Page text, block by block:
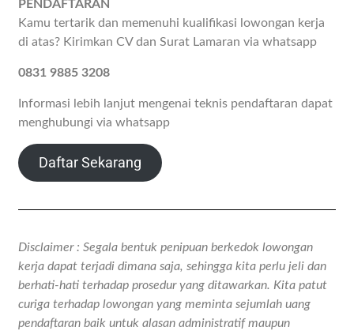
PENDAFTARAN
Kamu tertarik dan memenuhi kualifikasi lowongan kerja
di atas? Kirimkan CV dan Surat Lamaran via whatsapp
0831 9885 3208
Informasi lebih lanjut mengenai teknis pendaftaran dapat
menghubungi via whatsapp
Daftar Sekarang
Disclaimer : Segala bentuk penipuan berkedok lowongan
kerja dapat terjadi dimana saja, sehingga kita perlu jeli dan
berhati-hati terhadap prosedur yang ditawarkan. Kita patut
curiga terhadap lowongan yang meminta sejumlah uang
pendaftaran baik untuk alasan administratif maupun